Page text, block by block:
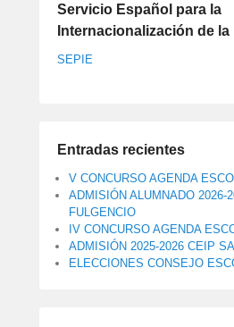
Servicio Español para la
Internacionalización de
SEPIE
Entradas recientes
V CONCURSO AGENDA
ADMISIÓN ALUMNADO 2026-
FULGENCIO
IV CONCURSO AGENDA
ADMISIÓN 2025-2026 CEIP
ELECCIONES CONSEJO